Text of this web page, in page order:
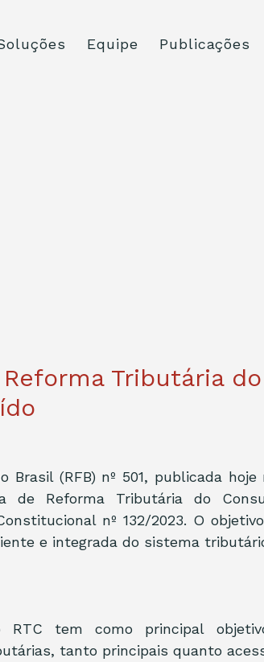
Equipe Publicações
Tributária do
Brasil (RFB) nº 501, publicada
de Reforma Tributária do
nº 132/2023. O
e integrada do sistema
RTC tem como principal
tanto principais quanto